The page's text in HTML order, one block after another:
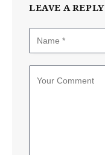
LEAVE A REPLY